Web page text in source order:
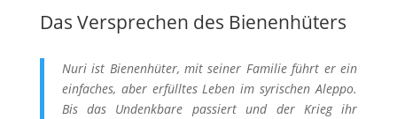
Das Versprechen des Bienenhüters
Nuri ist Bienenhüter, mit seiner Familie führt er ein
einfaches, aber erfülltes Leben im syrischen Aleppo.
Bis das Undenkbare passiert und der Krieg ihr